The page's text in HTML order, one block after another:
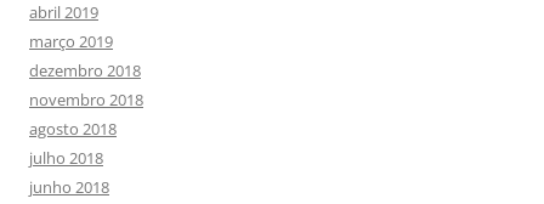
abril 2019
março 2019
dezembro 2018
novembro 2018
agosto 2018
julho 2018
junho 2018